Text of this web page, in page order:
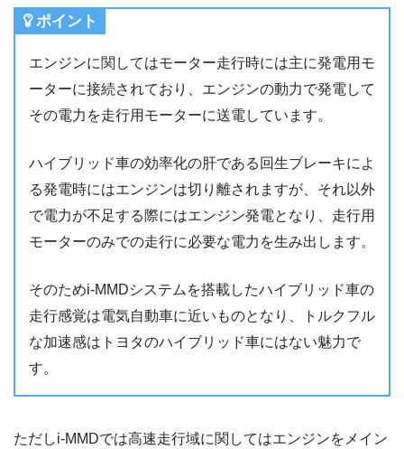
ポイント
エンジンに関してはモーター走行時には主に発電用モ
ーターに接続されており、エンジンの動力で発電して
その電力を走行用モーターに送電しています。
ハイブリッド車の効率化の肝である回生ブレーキによ
る発電時にはエンジンは切り離されますが、それ以外
で電力が不足する際にはエンジン発電となり、走行用
モーターのみでの走行に必要な電力を生み出します。
そのためi-MMDシステムを搭載したハイブリッド車の
走行感覚は電気自動車に近いものとなり、トルクフル
な加速感はトヨタのハイブリッド車にはない魅力で
す。
ただしi-MMDでは高速走行域に関してはエンジンをメイン